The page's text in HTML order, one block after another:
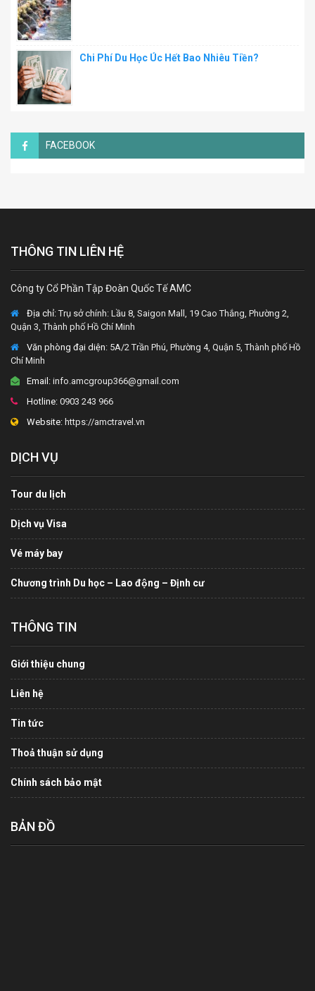
Chi Phí Du Học Úc Hết Bao Nhiêu Tiền?
FACEBOOK
THÔNG TIN LIÊN HỆ
Công ty Cổ Phần Tập Đoàn Quốc Tế AMC
Địa chỉ:Trụ sở chính: Lầu 8, Saigon Mall, 19 Cao Thắng, Phường 2,
Quận 3, Thành phố Hồ Chí Minh
Văn phòng đại diện: 5A/2 Trần Phú, Phường 4, Quận 5, Thành phố Hồ
Chí Minh
Email: info.amcgroup366@gmail.com
Hotline: 0903 243 966
Website: https://amctravel.vn
DỊCH VỤ
Tour du lịch
Dịch vụ Visa
Vé máy bay
Chương trình Du học – Lao động – Định cư
THÔNG TIN
Giới thiệu chung
Liên hệ
Tin tức
Thoả thuận sử dụng
Chính sách bảo mật
BẢN ĐỒ